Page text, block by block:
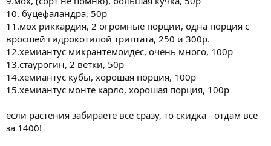
10. буцефаландра, 50р
11.мох риккардия, 2 огромные порции, одна порция с
вросшей гидрокотилой триптата, 250 и 300р.
12.хемиантус микрантемоидес, очень много, 100р
13.стаурогин, 2 ветки, 50р
14.хемиантус кубы, хорошая порция, 100р
15.хемиантус монте карло, хорошая порция, 100р
если растения забираете все сразу, то скидка - отдам все
за 1400!